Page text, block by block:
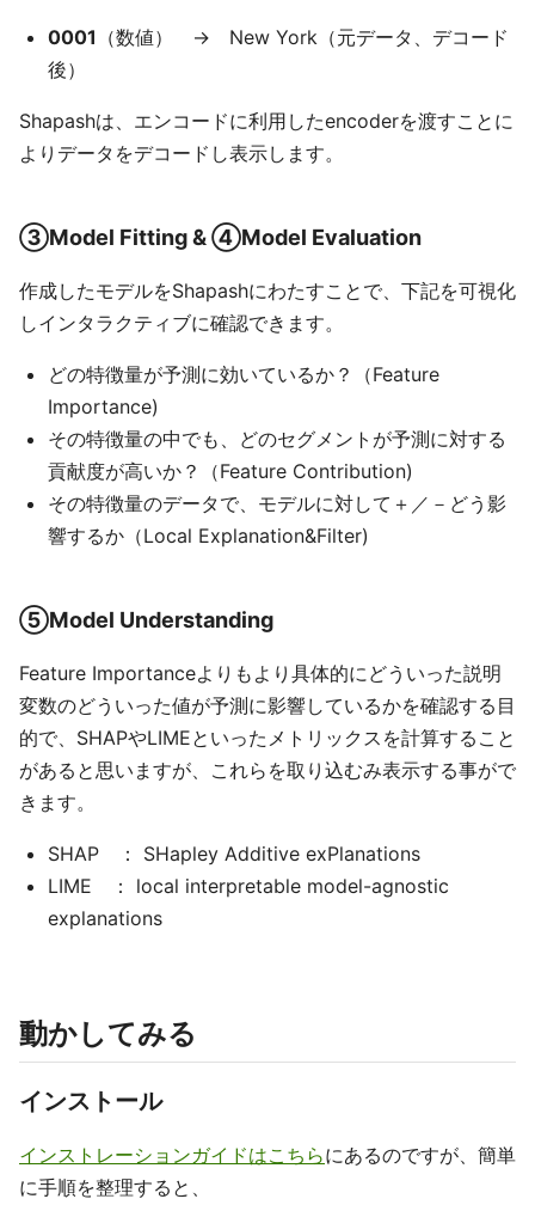
0001 （数値） → New York（元データ、デコード
後）
Shapashは、エンコードに利用したencoderを渡すことに
よりデータをデコードし表示します。
③Model Fitting & ④Model Evaluation
作成したモデルをShapashにわたすことで、下記を可視化
しインタラクティブに確認できます。
どの特徴量が予測に効いているか？（Feature
Importance)
その特徴量の中でも、どのセグメントが予測に対する
貢献度が高いか？（Feature Contribution)
その特徴量のデータで、モデルに対して＋／－どう影
響するか（Local Explanation&Filter)
⑤Model Understanding
Feature Importanceよりもより具体的にどういった説明
変数のどういった値が予測に影響しているかを確認する目
的で、SHAPやLIMEといったメトリックスを計算すること
があると思いますが、これらを取り込むみ表示する事がで
きます。
SHAP ： SHapley Additive exPlanations
LIME ： local interpretable model-agnostic
explanations
動かしてみる
インストール
インストレーションガイドはこちらにあるのですが、簡単
に手順を整理すると、